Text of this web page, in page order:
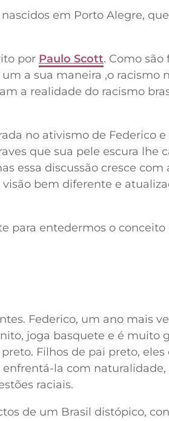
em Porto Alegre,
por Paulo Scott. Como são
a sua maneira ,o racismo
a realidade do racismo
no ativismo de Federico e
que sua pele escura lhe
essa discussão cresce com
bem diferente e
para entedermos o conceito
Federico, um ano mais
joga basquete e é muito
Filhos de pai preto, eles
la com naturalidade,
raciais.
de um Brasil distópico,